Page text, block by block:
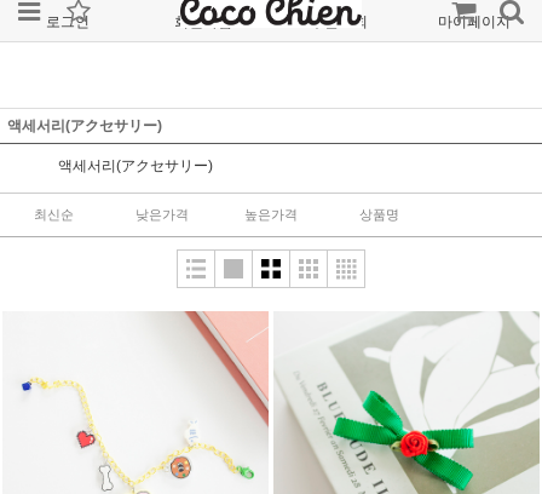
로그인 회원가입 주문조회 마이페이지
액세서리(アクセサリー)
액세서리(アクセサリー)
최신순 낮은가격 높은가격 상품명